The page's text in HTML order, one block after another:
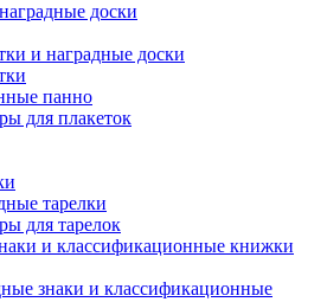
доски
и наградные доски
панно
для плакеток
тарелки
для тарелок
и классификационные книжки
знаки и классификационные